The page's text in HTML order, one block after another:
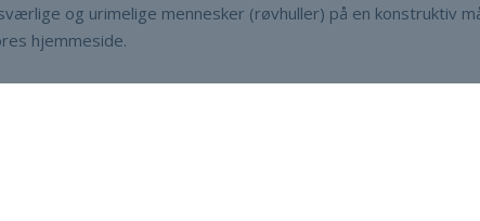
og urimelige mennesker (røvhuller) på en konstruktiv
hjemmeside.